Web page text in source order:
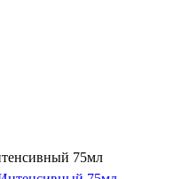
75мл